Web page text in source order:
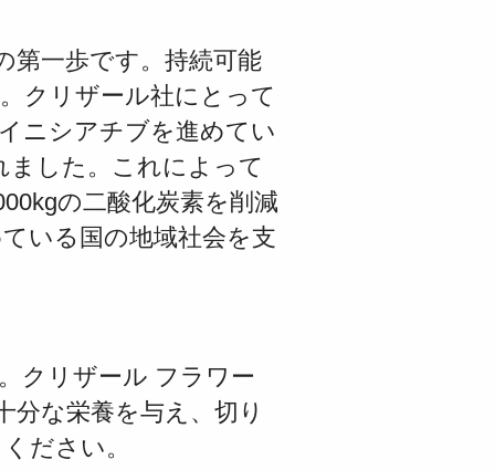
一歩です。 持続可能
クリザール社にとって
ニシアチブを進めてい
ました。これによって
の二酸化炭素を削減
いる国の地域社会を支
クリザール フラワー
分な栄養を与え、 切り
ださい。